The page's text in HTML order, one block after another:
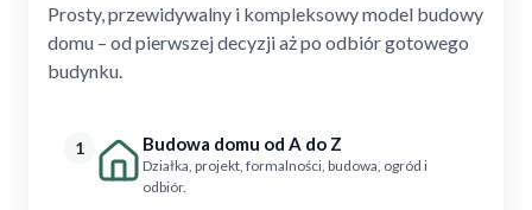
Prosty, przewidywalny i kompleksowy model budowy
domu – od pierwszej decyzji aż po odbiór gotowego
budynku.
1 Budowa domu od A do Z
Działka, projekt, formalności, budowa, ogród i
odbiór.